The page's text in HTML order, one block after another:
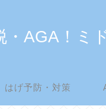
・AGA！ミ
はげ予防・対策